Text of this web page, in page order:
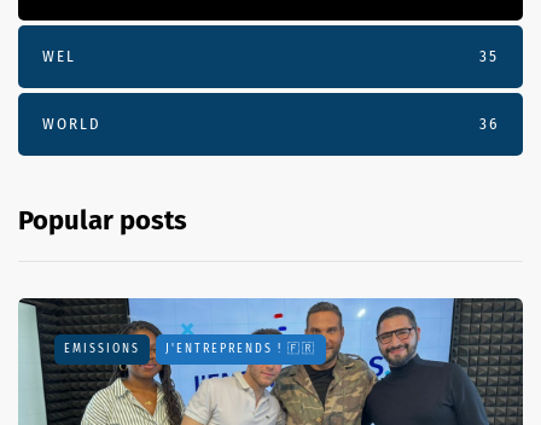
WEL 35
WORLD 36
Popular posts
EMISSIONS J'ENTREPRENDS ! 🇫🇷